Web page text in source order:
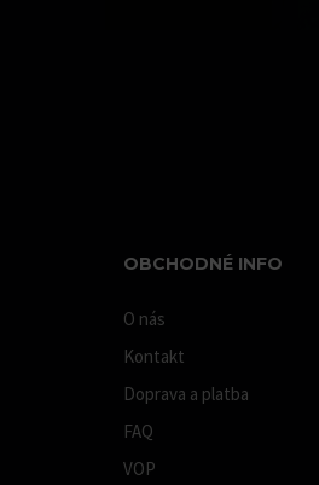
OBCHODNÉ INFO
O nás
Kontakt
Doprava a platba
FAQ
VOP